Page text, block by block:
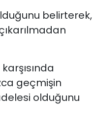
belirterek,
geçmişin
olduğunu